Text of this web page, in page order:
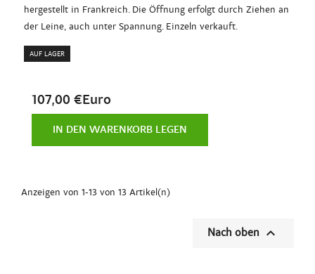
hergestellt in Frankreich. Die Öffnung erfolgt durch Ziehen an
der Leine, auch unter Spannung. Einzeln verkauft.
AUF LAGER
107,00 €Euro
IN DEN WARENKORB LEGEN
Anzeigen von 1-13 von 13 Artikel(n)
Nach oben 